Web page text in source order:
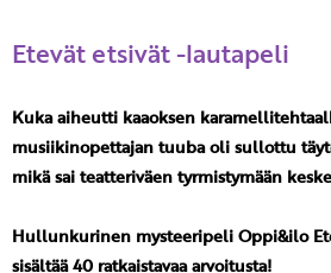
Etevät etsivät -lautapeli
Kuka aiheutti kaaoksen
musiikinopettajan tuuba oli sullottu
mikä sai teatteriväen tyrmistymään
Hullunkurinen mysteeripeli Oppi&ilo
sisältää 40 ratkaistavaa arvoitusta!